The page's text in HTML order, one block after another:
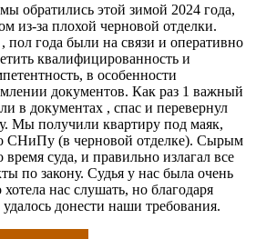
обратились этой зимой 2024 года,
из-за плохой черновой отделки.
пол года были на связи и оперативно
квалифицированность и
в особенности
документов. Как раз 1 важный
в документах , спас и перевернул
Мы получили квартиру под маяк,
СНиПу (в черновой отделке). Сырым
суда, и правильно излагал все
по закону. Судья у нас была очень
нас слушать, но благодаря
донести наши требования.